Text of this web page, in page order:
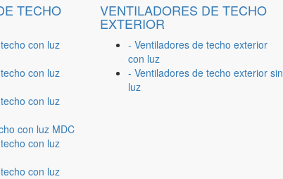
TECHO
con luz
con luz
con luz
con luz MDC
con luz
con luz
VENTILADORES DE TECHO
EXTERIOR
- Ventiladores de techo exterior
con luz
- Ventiladores de techo exterior sin
luz